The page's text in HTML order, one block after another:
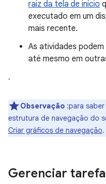
raiz da tela de início
executado em um
mais recente.
As atividades
até mesmo em
.
Observação :para
estrutura de navegação do
Criar gráficos de navegação.
Gerenciar